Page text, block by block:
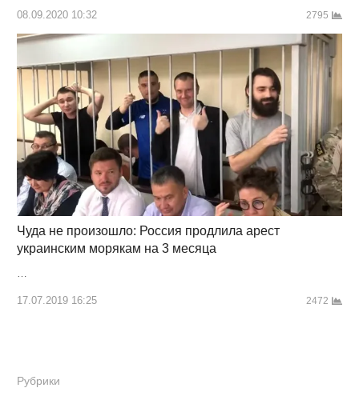
08.09.2020 10:32 2795
Чуда не произошло: Россия продлила арест
украинским морякам на 3 месяца
17.07.2019 16:25 2472
Рубрики